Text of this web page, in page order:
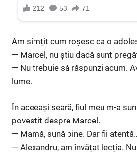
Am simțit cum roșesc ca o
— Marcel, nu știu dacă sunt
— Nu trebuie să răspunzi acum.
lume.
În aceeași seară, fiul meu m-a
povestit despre Marcel.
— Mamă, sună bine. Dar fii
— Alexandru, am învățat lecția.